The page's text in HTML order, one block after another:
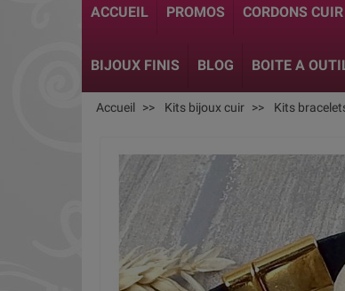
ACCUEIL PROMOS CORDONS CUIR
BIJOUX FINIS BLOG BOITE A
Accueil Kits bijoux cuir Kits